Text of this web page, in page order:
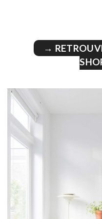
→